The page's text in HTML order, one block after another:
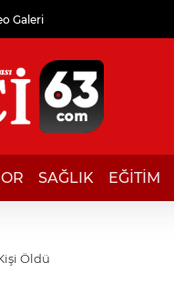
Galeri
SAĞLIK EĞİTİM
Öldü